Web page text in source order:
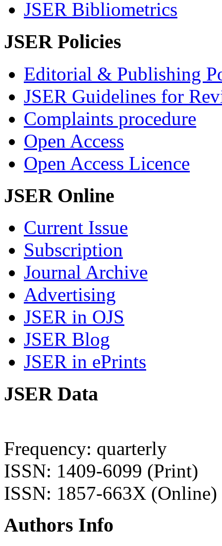
JSER Bibliometrics
JSER Policies
Editorial & Publishing
JSER Guidelines for
Complaints procedure
Open Access
Open Access Licence
JSER Online
Current Issue
Subscription
Journal Archive
Advertising
JSER in OJS
JSER Blog
JSER in ePrints
JSER Data
Frequency: quarterly
ISSN: 1409-6099 (Print)
ISSN: 1857-663X (Online)
Authors Info